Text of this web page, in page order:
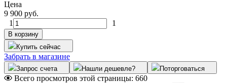
Цена
9 900 руб.
1
1
В корзину
Купить сейчас
Забрать в магазине
Запрос счета Нашли дешевле? Поторговаться
Всего просмотров этой страницы: 660